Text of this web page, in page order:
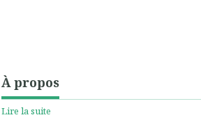
À propos
Lire la suite